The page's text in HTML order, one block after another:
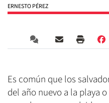
ERNESTO PÉREZ
Es común que los
del año nuevo a la playa